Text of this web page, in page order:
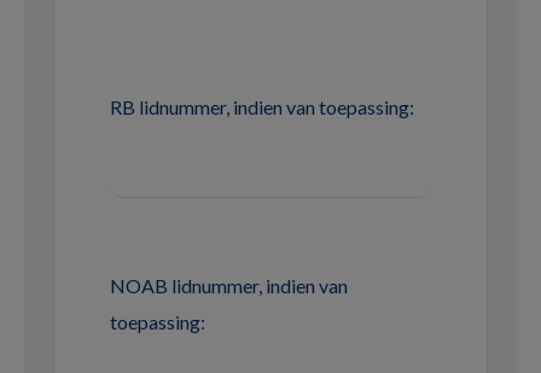
RB lidnummer, indien van toepassing:
NOAB lidnummer, indien van
toepassing: